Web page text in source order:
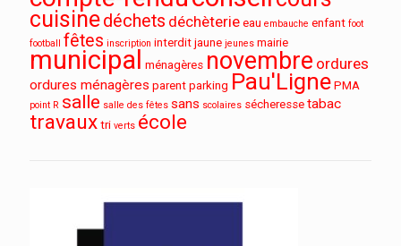
cuisinedéchets déchèterie eau embauche enfant foot
football
fêtes inscription interdit jaune jeunes mairie
municipal ménagères novembre ordures
ordures ménagères parent parking Pau'Ligne PMA
point R salle salle des fêtes sans scolaires sécheresse tabac
travaux tri verts école